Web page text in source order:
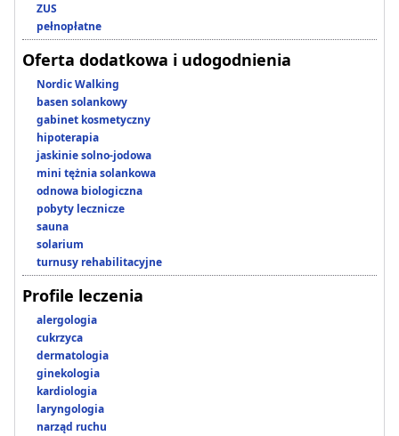
ZUS
pełnopłatne
Oferta dodatkowa i udogodnienia
Nordic Walking
basen solankowy
gabinet kosmetyczny
hipoterapia
jaskinie solno-jodowa
mini tężnia solankowa
odnowa biologiczna
pobyty lecznicze
sauna
solarium
turnusy rehabilitacyjne
Profile leczenia
alergologia
cukrzyca
dermatologia
ginekologia
kardiologia
laryngologia
narząd ruchu